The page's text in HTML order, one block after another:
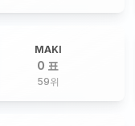
MAKI
0 표
59위